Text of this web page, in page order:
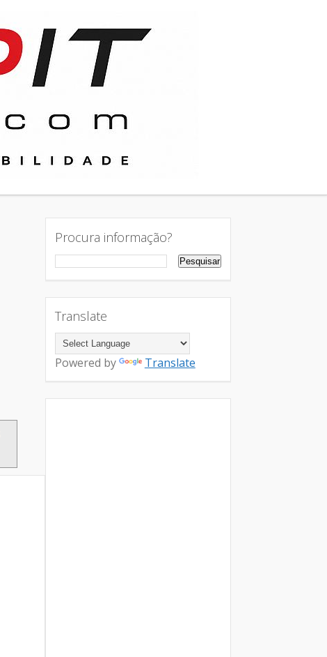
Procura informação?
Translate
Powered by Translate